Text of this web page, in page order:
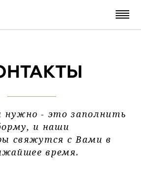
нужно - это заполнить
и наши
свяжутся с Вами в
время.